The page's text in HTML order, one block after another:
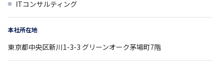
ITコンサルティング
本社所在地
東京都中央区新川1-3-3 グリーンオーク茅場町7階